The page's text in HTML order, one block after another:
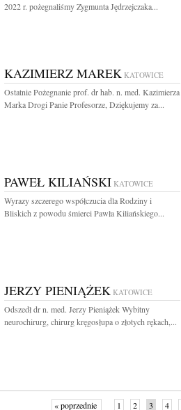
2022 r. pożegnaliśmy Zygmunta Jędrzejczaka...
KAZIMIERZ MAREK KATOWICE
Ostatnie Pożegnanie prof. dr hab. n. med. Kazimierza
Marka Drogi Panie Profesorze, Dziękujemy za...
PAWEŁ KILIAŃSKI KATOWICE
Wyrazy szczerego współczucia dla Rodziny i
Bliskich z powodu śmierci Pawła Kiliańskiego...
JERZY PIENIĄŻEK KATOWICE
Odszedł dr n. med. Jerzy Pieniążek Wybitny
neurochirurg, chirurg kręgosłupa o złotych rękach,...
« poprzednie 1 2 3 4